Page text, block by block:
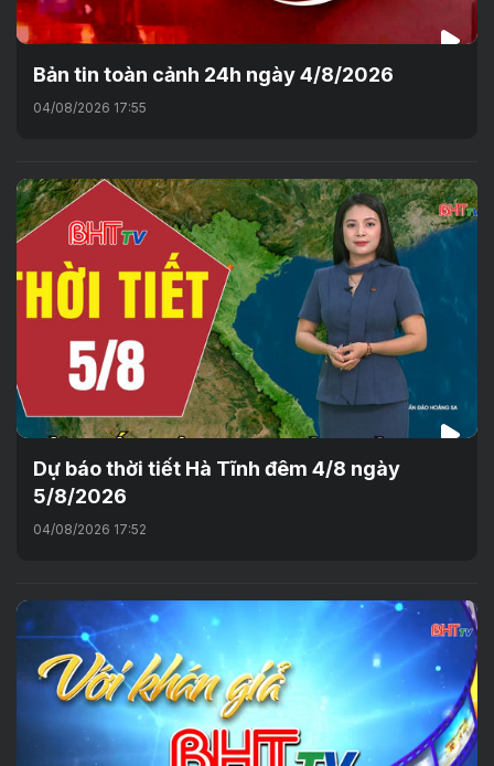
Bản tin toàn cảnh 24h ngày 4/8/2026
04/08/2026 17:55
Dự báo thời tiết Hà Tĩnh đêm 4/8 ngày
5/8/2026
04/08/2026 17:52